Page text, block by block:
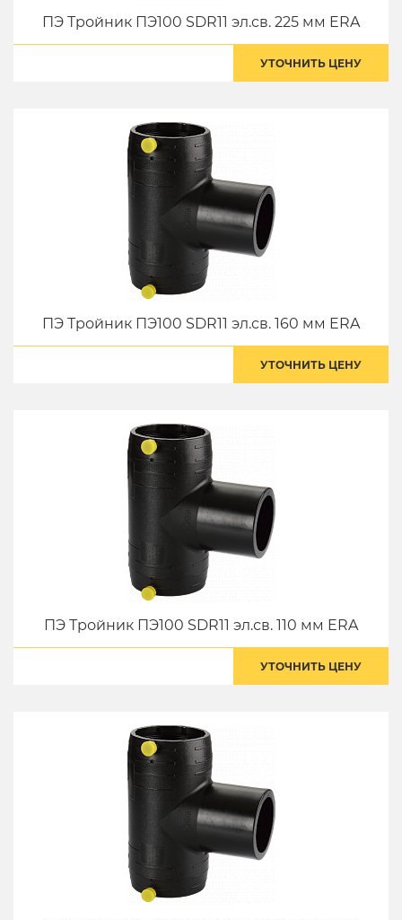
ПЭ Тройник ПЭ100 SDR11 эл.св. 225 мм ERA
УТОЧНИТЬ ЦЕНУ
ПЭ Тройник ПЭ100 SDR11 эл.св. 160 мм ERA
УТОЧНИТЬ ЦЕНУ
ПЭ Тройник ПЭ100 SDR11 эл.св. 110 мм ERA
УТОЧНИТЬ ЦЕНУ